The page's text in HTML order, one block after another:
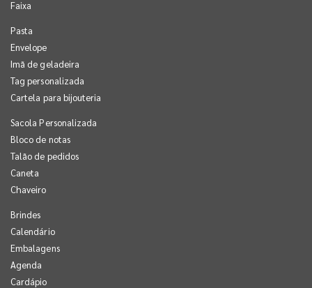
Faixa
Pasta
Envelope
Imã de geladeira
Tag personalizada
Cartela para bijouteria
Sacola Personalizada
Bloco de notas
Talão de pedidos
Caneta
Chaveiro
Brindes
Calendário
Embalagens
Agenda
Cardápio